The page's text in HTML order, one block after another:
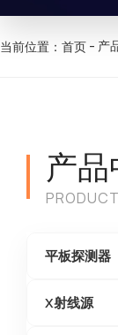
当前位置：首页 - 产
产
平板探测器
X射线源